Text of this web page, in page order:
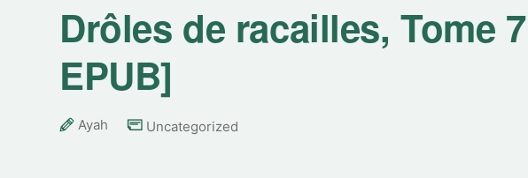
Drôles de racailles, Tome
EPUB]
Ayah Uncategorized